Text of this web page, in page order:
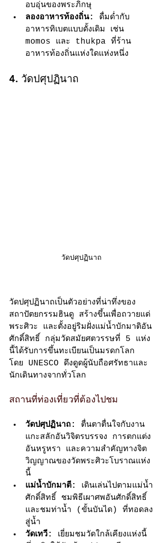
อบอุ่นของพระภิกษุ
ลองอาหารท้องถิ่น:
ดื่มด่ำกับ
อาหารทิเบตแบบดั้งเดิม เช่น
momos และ thukpa ที่ร้าน
อาหารท้องถิ่นแห่งใดแห่งหนึ่ง
4. วัดปศุปฏินาถ
วัดปศุปฏินาถ
วัดปศุปฏินาถเป็นตัวอย่างที่น่าทึ่งของ
สถาปัตยกรรมฮินดู สร้างขึ้นเพื่อถวายแด่
พระศิวะ และตั้งอยู่ริมฝั่งแม่น้ำบักมาติอัน
ศักดิ์สิทธิ์ กลุ่มวัดสมัยศตวรรษที่ 5 แห่ง
นี้ได้รับการขึ้นทะเบียนเป็นมรดกโลก
โดย UNESCO ดึงดูดผู้นับถือศรัทธาและ
นักเดินทางจากทั่วโลก
สถานที่ท่องเที่ยวที่ต้องไปชม
วัดปศุปฏินาถ:
ตื่นตาตื่นใจกับงาน
แกะสลักอันวิจิตรบรรจง การตกแต่ง
อันหรูหรา และความสำคัญทางจิต
วิญญาณของวัดพระศิวะโบราณแห่ง
นี้
แม่น้ำบักมาตี:
เดินเล่นไปตามแม่น้ำ
ศักดิ์สิทธิ์ ชมพิธีเผาศพอันศักดิ์สิทธิ์
และชมท่าน้ำ (ขั้นบันได) ที่ทอดลง
สู่น้ำ
วัดเทวี:
เยี่ยมชมวัดใกล้เคียงแห่งนี้